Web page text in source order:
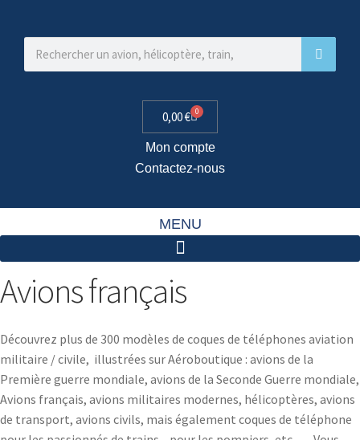
0,00€ 0
Mon compte
Contactez-nous
MENU
Avions français
Découvrez plus de 300 modèles de coques de téléphones aviation
militaire / civile, illustrées sur Aéroboutique : avions de la
Première guerre mondiale, avions de la Seconde Guerre mondiale,
Avions français, avions militaires modernes, hélicoptères, avions
de transport, avions civils, mais également coques de téléphone